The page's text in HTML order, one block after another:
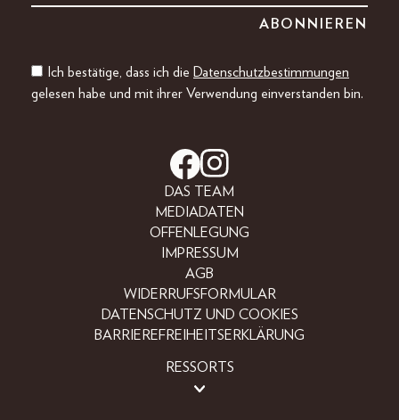
Ich bestätige, dass ich die Datenschutzbestimmungen
gelesen habe und mit ihrer Verwendung einverstanden bin.
DAS TEAM
MEDIADATEN
OFFENLEGUNG
IMPRESSUM
AGB
WIDERRUFSFORMULAR
DATENSCHUTZ UND COOKIES
BARRIEREFREIHEITSERKLÄRUNG
RESSORTS